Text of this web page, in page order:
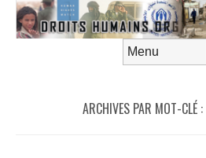
ARCHIVES PAR MOT-CLÉ :